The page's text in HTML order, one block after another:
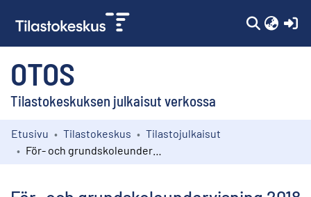
OTOS
Tilastokeskuksen julkaisut verkossa
Kokoelmat
Etusivu Tilastokeskus
Tilastojulkaisut